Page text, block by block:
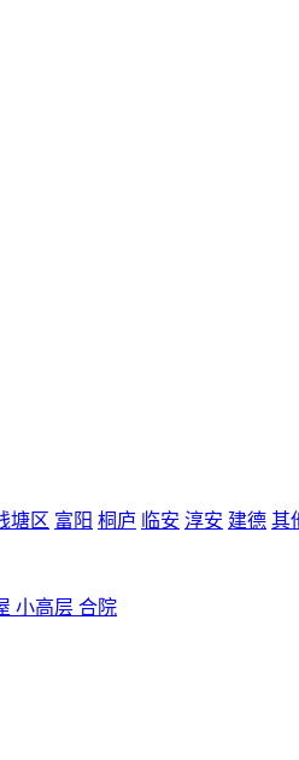
塘区 富阳 桐庐 临安 淳安 建德 其
小高层 合院